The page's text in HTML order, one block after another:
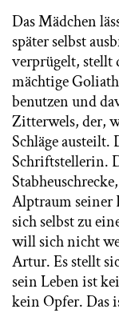
Das Mädchen
später selbst
verprügelt, stellt
mächtige
benutzen und
Zitterwels, der,
Schläge austeilt.
Schriftstellerin.
Alptraum
sich selbst zu
will sich nicht
Artur. Es stellt
sein Leben ist
kein Opfer. Das